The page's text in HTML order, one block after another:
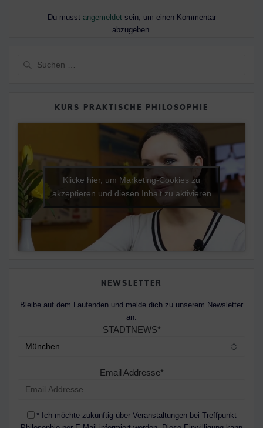
Du musst angemeldetsein, um einen Kommentar
abzugeben.
KURS PRAKTISCHE PHILOSOPHIE
Klicke hier, um Marketing-Cookies zu
akzeptieren und diesen Inhalt zu aktivieren
NEWSLETTER
Bleibe auf dem Laufenden und melde dich zu unserem Newsletter
an.
STADTNEWS*
Email Addresse*
* Ich möchte zukünftig über Veranstaltungen bei Treffpunkt